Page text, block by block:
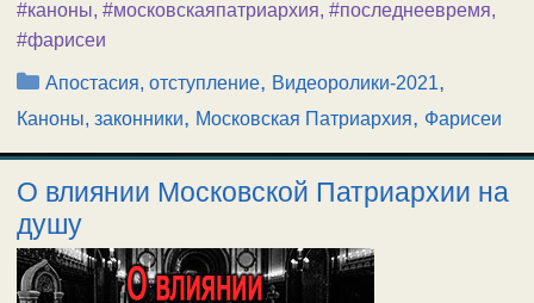
#каноны, #московскаяпатриархия, #последнеевремя,
#фарисеи
Рубрики
Апостасия, отступление, Видеоролики-2021,
Каноны, законники, Московская Патриархия, Фарисеи
О влиянии Московской Патриархии на
душу